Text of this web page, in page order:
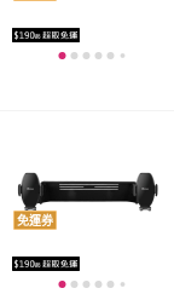
免運券